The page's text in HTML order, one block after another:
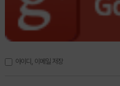
아이디, 이메일 저장